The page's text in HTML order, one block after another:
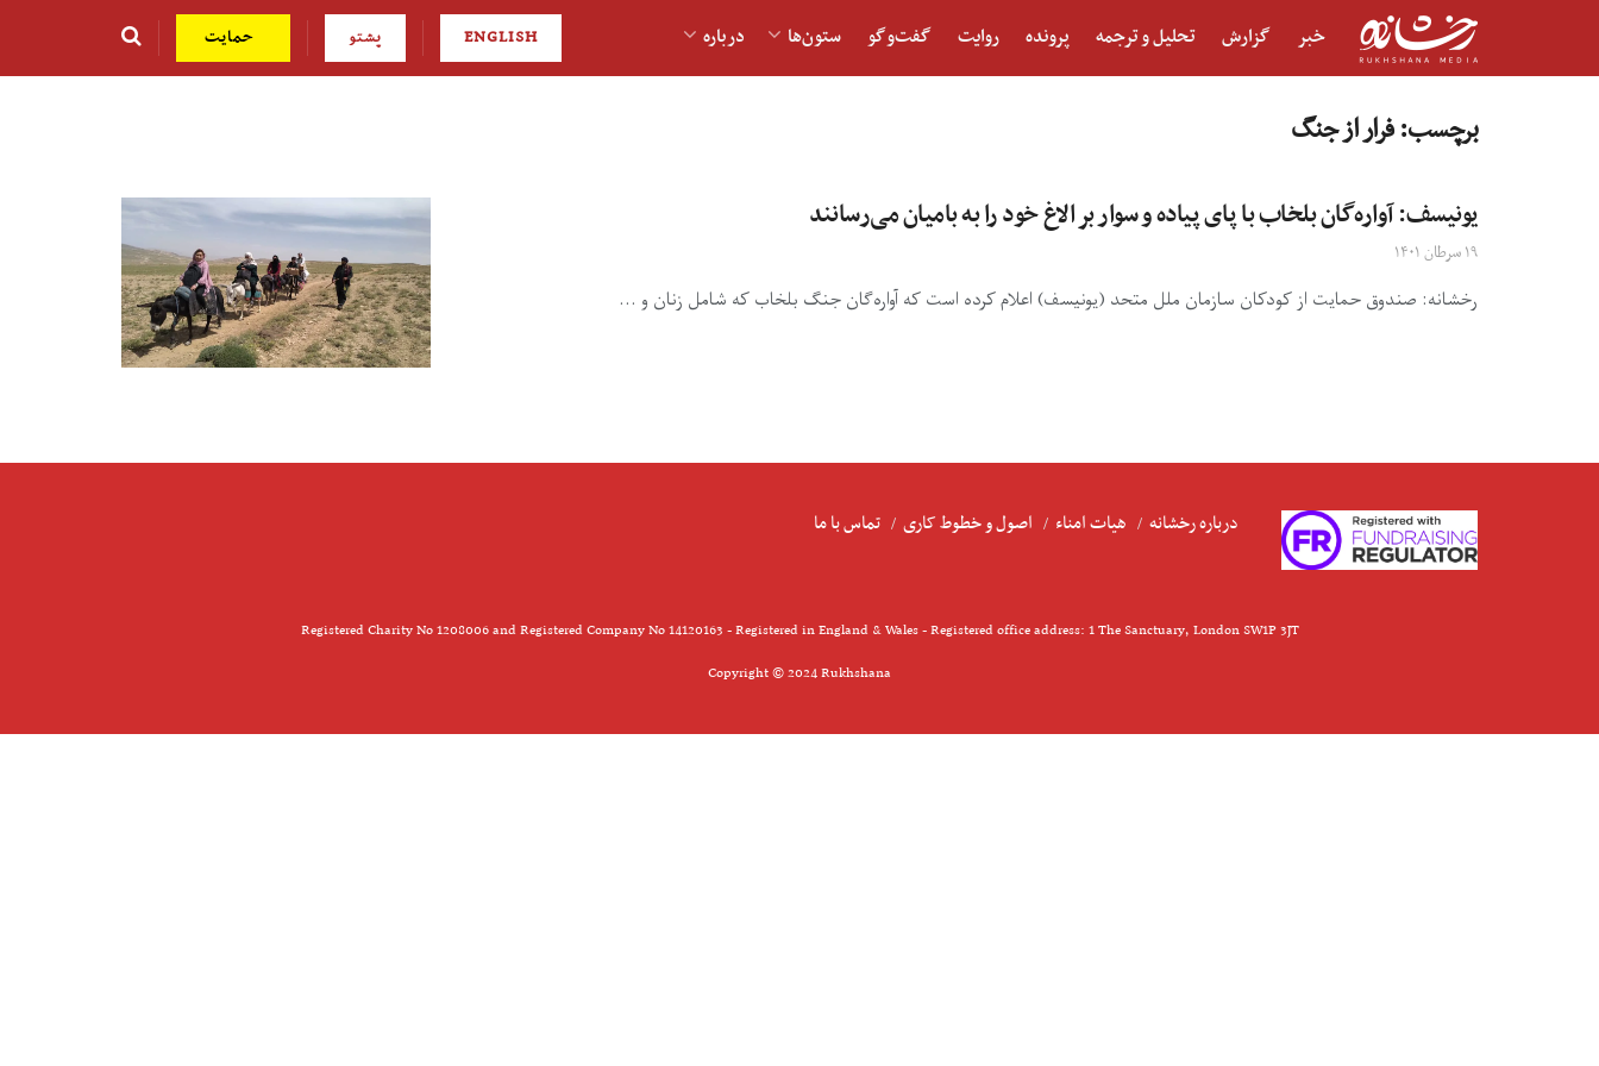
خبر گزارش تحلیل و ترجمه پرونده روایت گفت‌و‎گو ستون‌ها درباره ENGLISH پشتو حمایت
برچسب:فرار از جنگ
یونیسف: آواره‌گان بلخاب با پای پیاده و سوار بر الاغ خود را به بامیان می‌رسانند
۱۹ سرطان ۱۴۰۱
رخشانه: صندوق حمایت از کودکان سازمان ملل متحد (یونیسف) اعلام کرده است که آواره‌گان جنگ بلخاب که شامل زنان و ...
درباره رخشانه هیات امناء اصول و خطوط کاری تماس با ما
Registered Charity No 1208006 and Registered Company No 14120163 - Registered in England & Wales - Registered office address: 1 The Sanctuary, London SW1P 3JT
Copyright © 2024 Rukhshana